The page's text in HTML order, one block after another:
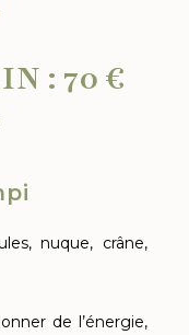
: 70 €
nuque, crâne,
de l’énergie,